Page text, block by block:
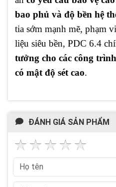
bao phủ và độ bền hệ
tia sớm mạnh mẽ, phạm
liệu siêu bền, PDC 6.4
tưởng cho các công
có mật độ sét cao.
ĐÁNH GIÁ SẢN PHẨM